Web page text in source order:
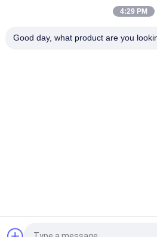
465500367 হেক্স নিপল ব্রাস এফটিজি
4:29 PM
Good day, what product are you